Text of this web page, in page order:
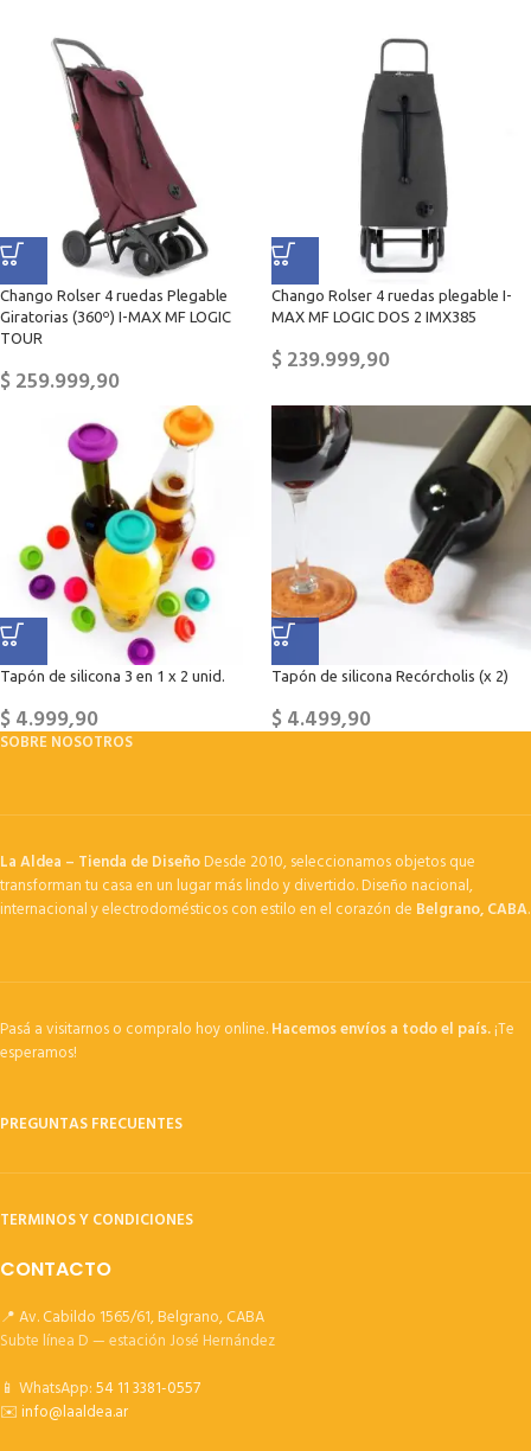
Chango Rolser 4 ruedas Plegable
Giratorias (360º) I-MAX MF LOGIC
TOUR
$259.999,90
Chango Rolser 4 ruedas plegable I-
MAX MF LOGIC DOS 2 IMX385
$239.999,90
Tapón de silicona 3 en 1 x 2 unid.
$4.999,90
Tapón de silicona Recórcholis (x 2)
$4.499,90
SOBRE NOSOTROS
La Aldea – Tienda de DiseñoDesde 2010, seleccionamos objetos que
transforman tu casa en un lugar más lindo y divertido. Diseño nacional,
internacional y electrodomésticos con estilo en el corazón de Belgrano, CABA.
Pasá a visitarnos o compralo hoy online.Hacemos envíos a todo el país.¡Te
esperamos!
PREGUNTAS FRECUENTES
TERMINOS Y CONDICIONES
CONTACTO
📍 Av. Cabildo 1565/61, Belgrano, CABA
Subte línea D — estación José Hernández
📱 WhatsApp:54 11 3381-0557
✉️info@laaldea.ar